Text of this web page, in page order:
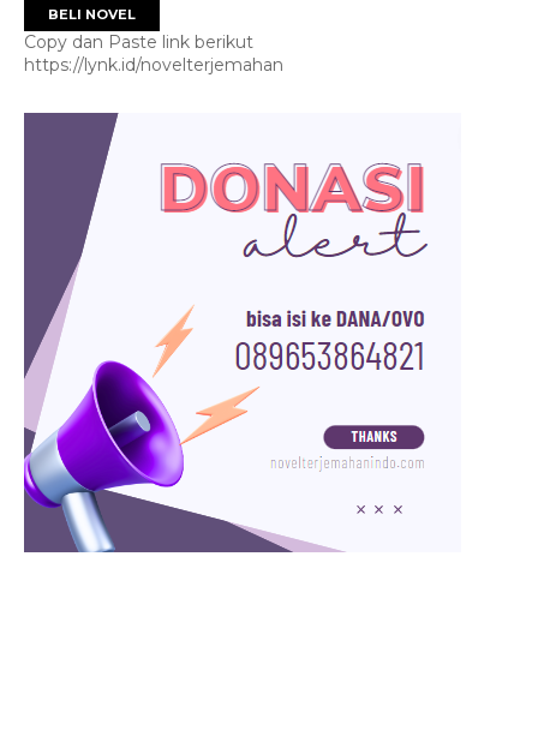
BELI NOVEL
Copy dan Paste link berikut
https://lynk.id/novelterjemahan